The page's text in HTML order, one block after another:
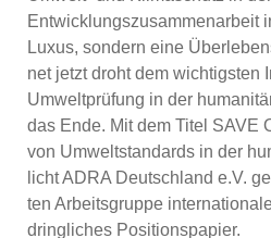
Entwicklungszusammenarbeit
Luxus, son­dern eine
net jetzt droht dem wich­tigs­ten
Umweltprüfung in der
das Ende. Mit dem Titel SAVE
von Umweltstandards in der
licht ADRA Deutschland e.V.
ten Arbeitsgruppe
dring­li­ches Positionspapier.